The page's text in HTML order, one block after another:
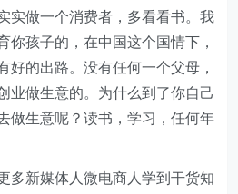
实做一个消费者，多看看书。我
你孩子的，在中国这个国情下，
好的出路。没有任何一个父母，
业做生意的。为什么到了你自己
做生意呢？读书，学习，任何年
多新媒体人微电商人学到干货知